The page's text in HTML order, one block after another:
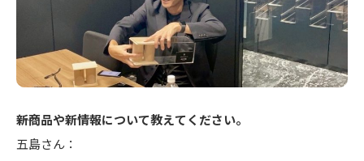
――新商品や新情報について教えてください。
五島さん：